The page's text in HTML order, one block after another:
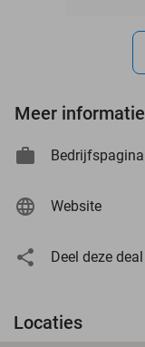
Meer informatie
Bedrijfspagina
Website
Deel deze deal
Locaties